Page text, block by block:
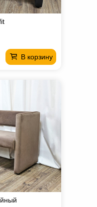
В корзину